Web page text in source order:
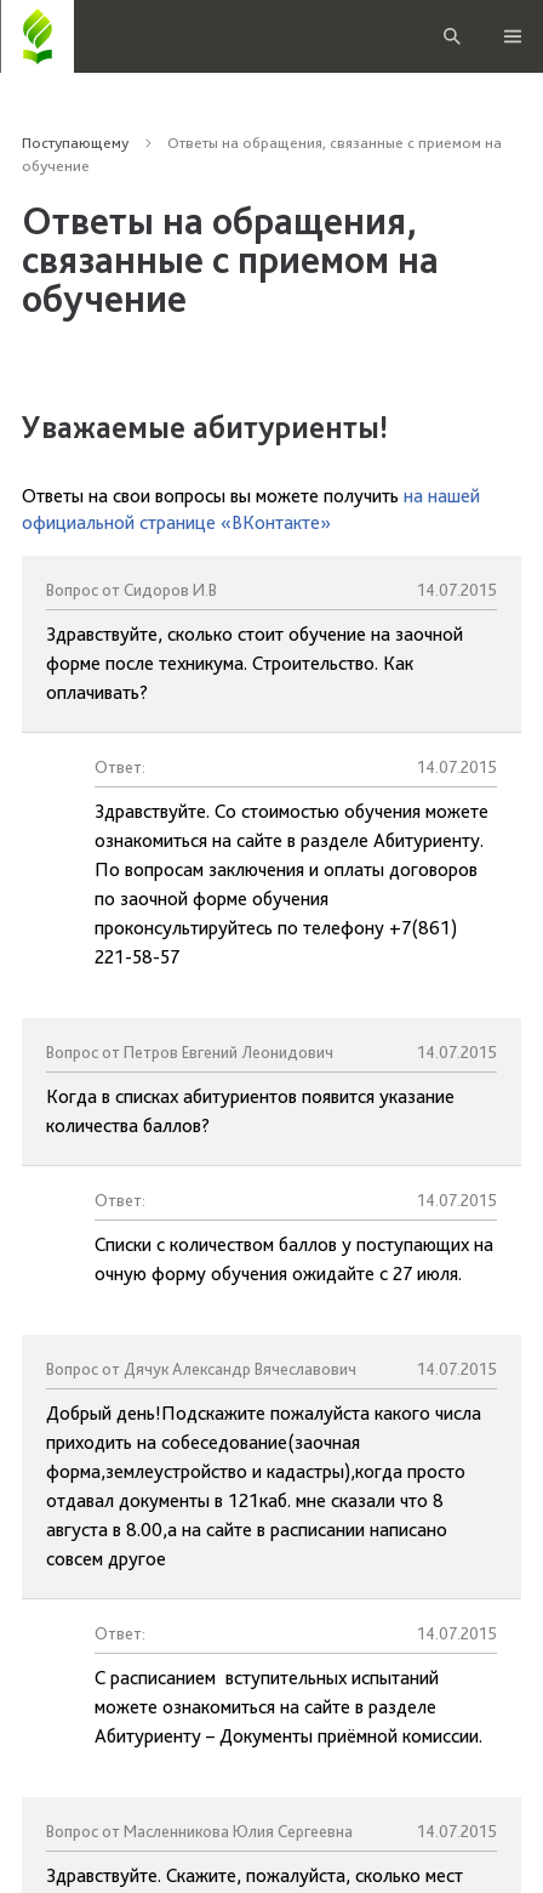
Поступающему
Ответы на обращения, связанные с приемом на
обучение
Ответы на обращения,
связанные с приемом на
обучение
Уважаемые абитуриенты!
Ответы на свои вопросы вы можете получить на нашей
официальной странице «ВКонтакте»
Вопрос от Сидоров И.В 14.07.2015
Здравствуйте, сколько стоит обучение на заочной
форме после техникума. Строительство. Как
оплачивать?
Ответ: 14.07.2015
Здравствуйте. Со стоимостью обучения можете
ознакомиться на сайте в разделе Абитуриенту.
По вопросам заключения и оплаты договоров
по заочной форме обучения
проконсультируйтесь по телефону +7(861)
221-58-57
Вопрос от Петров Евгений Леонидович 14.07.2015
Когда в списках абитуриентов появится указание
количества баллов?
Ответ: 14.07.2015
Списки с количеством баллов у поступающих на
очную форму обучения ожидайте с 27 июля.
Вопрос от Дячук Александр Вячеславович 14.07.2015
Добрый день!Подскажите пожалуйста какого числа
приходить на собеседование(заочная
форма,землеустройство и кадастры),когда просто
отдавал документы в 121каб. мне сказали что 8
августа в 8.00,а на сайте в расписании написано
совсем другое
Ответ: 14.07.2015
С расписанием вступительных испытаний
можете ознакомиться на сайте в разделе
Абитуриенту – Документы приёмной комиссии.
Вопрос от Масленникова Юлия Сергеевна 14.07.2015
Здравствуйте. Скажите, пожалуйста, сколько мест